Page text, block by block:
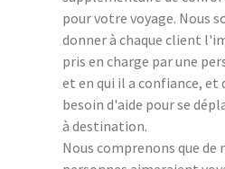
pour votre voyage. Nous
donner à chaque client
pris en charge par une
et en qui il a confiance, et
besoin d'aide pour se
à destination.
Nous comprenons que de